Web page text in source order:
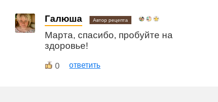
Галюша Автор рецепта
Марта, спасибо, пробуйте на
здоровье!
0 ответить